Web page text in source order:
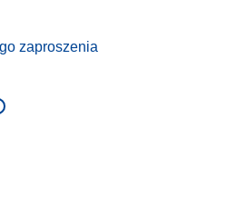
zaproszenia